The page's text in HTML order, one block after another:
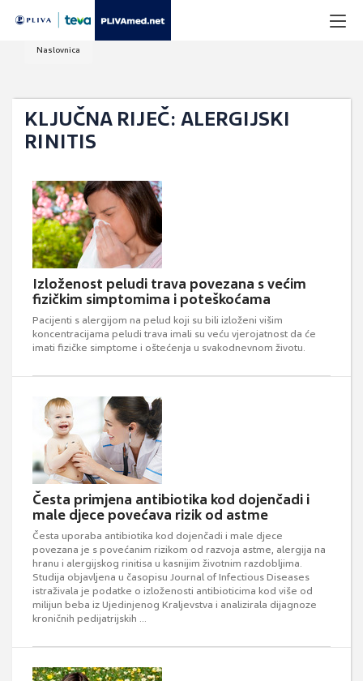
Naslovnica
KLJUČNA RIJEČ: ALERGIJSKI
RINITIS
Izloženost peludi trava povezana s većim
fizičkim simptomima i poteškoćama
Pacijenti s alergijom na pelud koji su bili izloženi višim
koncentracijama peludi trava imali su veću vjerojatnost da će
imati fizičke simptome i oštećenja u svakodnevnom životu.
Česta primjena antibiotika kod dojenčadi i
male djece povećava rizik od astme
Česta uporaba antibiotika kod dojenčadi i male djece
povezana je s povećanim rizikom od razvoja astme, alergija na
hranu i alergijskog rinitisa u kasnijim životnim razdobljima.
Studija objavljena u časopisu Journal of Infectious Diseases
istraživala je podatke o izloženosti antibioticima kod više od
milijun beba iz Ujedinjenog Kraljevstva i analizirala dijagnoze
kroničnih pedijatrijskih ...